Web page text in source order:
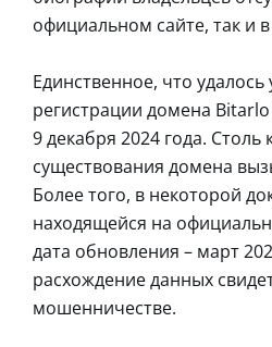
официальном сайте, так и
Единственное, что удалось
регистрации домена
9 декабря 2024 года.
существования домена
Более того, в некоторой
находящейся на
дата обновления – март
расхождение данных
мошенничестве.